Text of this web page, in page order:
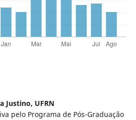
Justino, UFRN
pelo Programa de Pós-Graduação